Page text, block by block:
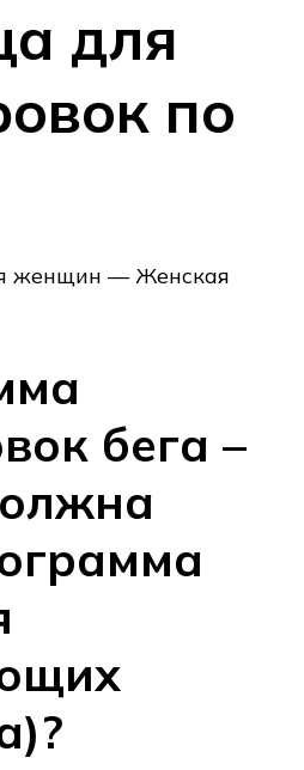
для
по
бега –